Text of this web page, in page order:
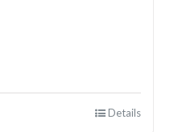
Details